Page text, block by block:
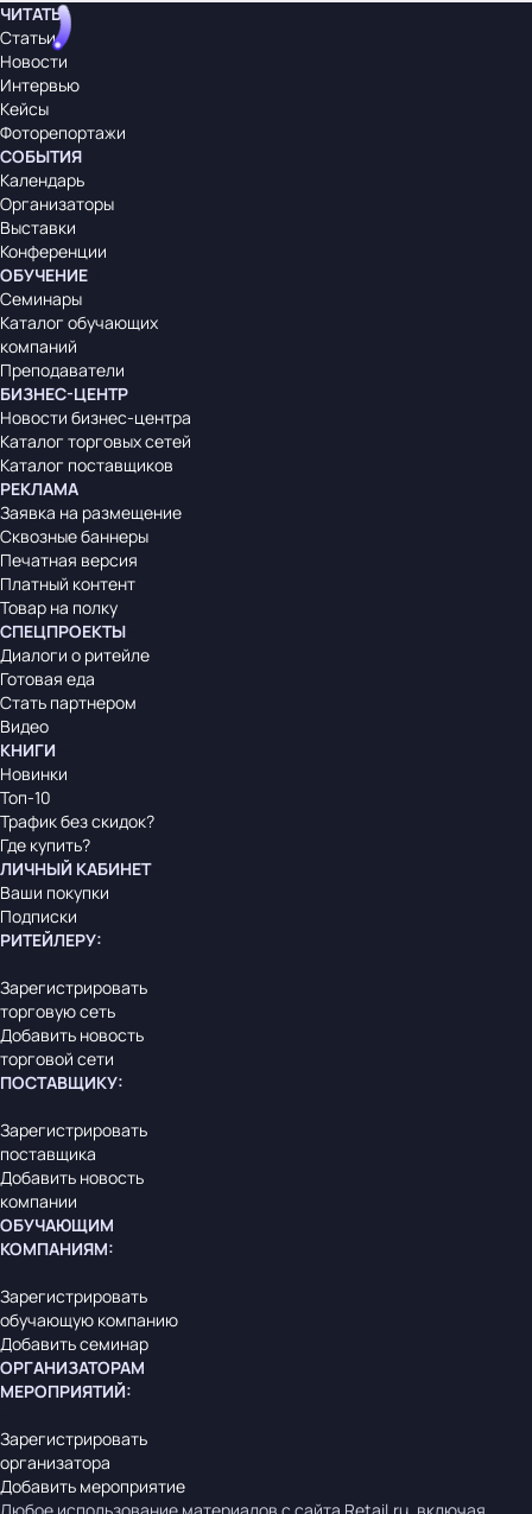
ЧИТАТЬ
Статьи
Новости
Интервью
Кейсы
Фоторепортажи
СОБЫТИЯ
Календарь
Организаторы
Выставки
Конференции
ОБУЧЕНИЕ
Семинары
Каталог обучающих
компаний
Преподаватели
БИЗНЕС-ЦЕНТР
Новости бизнес-центра
Каталог торговых сетей
Каталог поставщиков
РЕКЛАМА
Заявка на размещение
Сквозные баннеры
Печатная версия
Платный контент
Товар на полку
СПЕЦПРОЕКТЫ
Диалоги о ритейле
Готовая еда
Стать партнером
Видео
КНИГИ
Новинки
Топ-10
Трафик без скидок?
Где купить?
ЛИЧНЫЙ КАБИНЕТ
Ваши покупки
Подписки
РИТЕЙЛЕРУ:
Зарегистрировать
торговую сеть
Добавить новость
торговой сети
ПОСТАВЩИКУ:
Зарегистрировать
поставщика
Добавить новость
компании
ОБУЧАЮЩИМ
КОМПАНИЯМ:
Зарегистрировать
обучающую компанию
Добавить семинар
ОРГАНИЗАТОРАМ
МЕРОПРИЯТИЙ:
Зарегистрировать
организатора
Добавить мероприятие
Любое использование материалов с сайта Retail.ru, включая